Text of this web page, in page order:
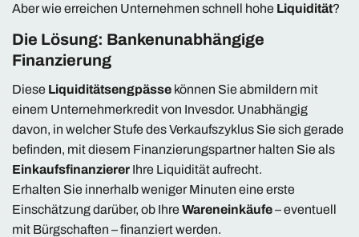
Aber wie erreichen Unternehmen schnell hohe Liquidität?
Die Lösung: Bankenunabhängige
Finanzierung
Diese Liquiditätsengpässe können Sie abmildern mit
einem Unternehmerkredit von Invesdor. Unabhängig
davon, in welcher Stufe des Verkaufszyklus Sie sich gerade
befinden, mit diesem Finanzierungspartner halten Sie als
Einkaufsfinanzierer Ihre Liquidität aufrecht.
Erhalten Sie innerhalb weniger Minuten eine erste
Einschätzung darüber, ob IhreWareneinkäufe– eventuell
mit Bürgschaften – finanziert werden.